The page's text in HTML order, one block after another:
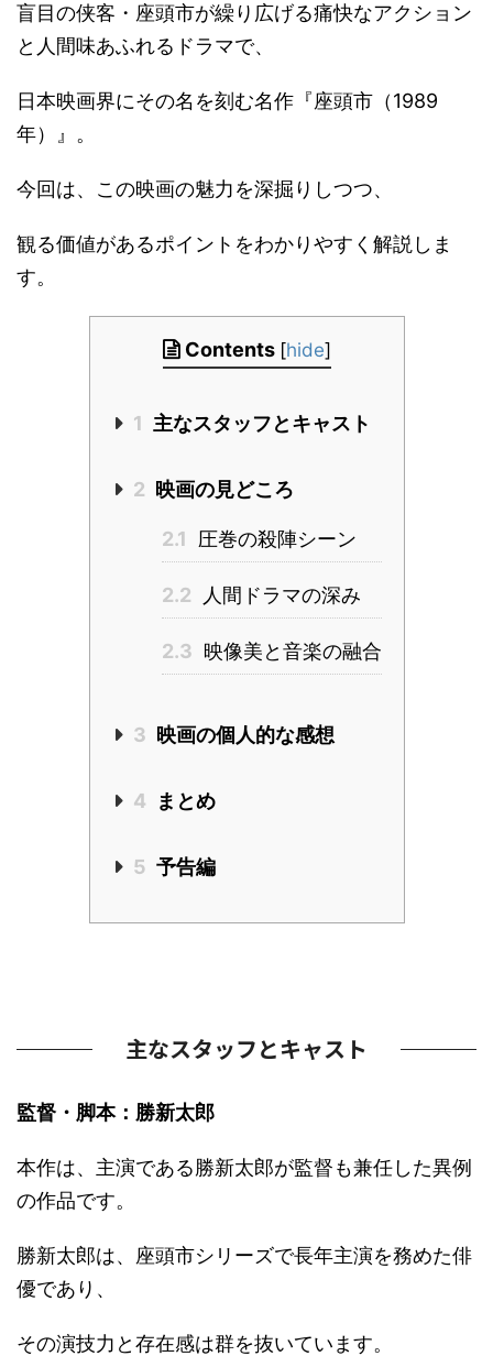
盲目の侠客・座頭市が繰り広げる痛快なアクション
と人間味あふれるドラマで、
日本映画界にその名を刻む名作『座頭市（1989
年）』。
今回は、この映画の魅力を深掘りしつつ、
観る価値があるポイントをわかりやすく解説しま
す。
Contents [hide]
1 主なスタッフとキャスト
2 映画の見どころ
2.1 圧巻の殺陣シーン
2.2 人間ドラマの深み
2.3 映像美と音楽の融合
3 映画の個人的な感想
4 まとめ
5 予告編
主なスタッフとキャスト
監督・脚本：勝新太郎
本作は、主演である勝新太郎が監督も兼任した異例
の作品です。
勝新太郎は、座頭市シリーズで長年主演を務めた俳
優であり、
その演技力と存在感は群を抜いています。